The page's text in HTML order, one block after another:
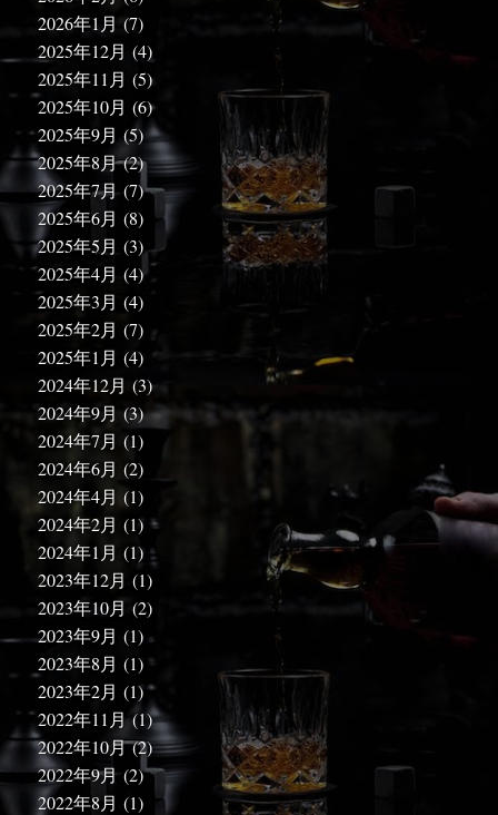
2026年1月 (7)
2025年12月 (4)
2025年11月 (5)
2025年10月 (6)
2025年9月 (5)
2025年8月(2)
2025年7月(7)
2025年6月 (8)
2025年5月 (3)
2025年4月 (4)
2025年3月 (4)
2025年2月 (7)
2025年1月 (4)
2024年12月 (3)
2024年9月 (3)
2024年7月 (1)
2024年6月 (2)
2024年4月 (1)
2024年2月 (1)
2024年1月 (1)
2023年12月 (1)
2023年10月 (2)
2023年9月 (1)
2023年8月 (1)
2023年2月 (1)
2022年11月(1)
2022年10月(2)
2022年9月(2)
2022年8月 (1)